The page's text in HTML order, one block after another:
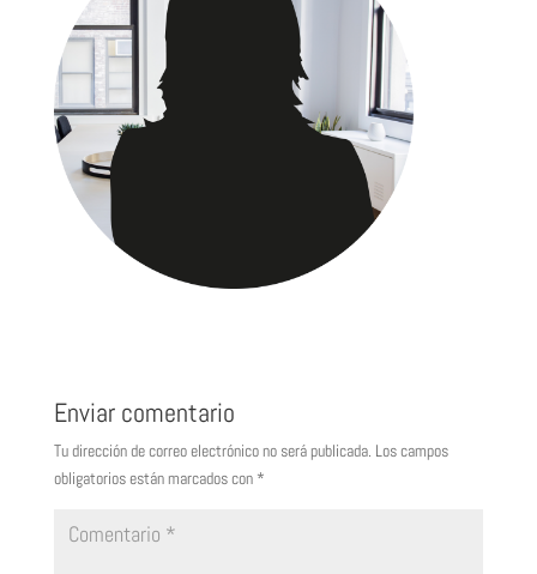
Enviar comentario
Tu dirección de correo electrónico no será publicada. Los campos
obligatorios están marcados con *